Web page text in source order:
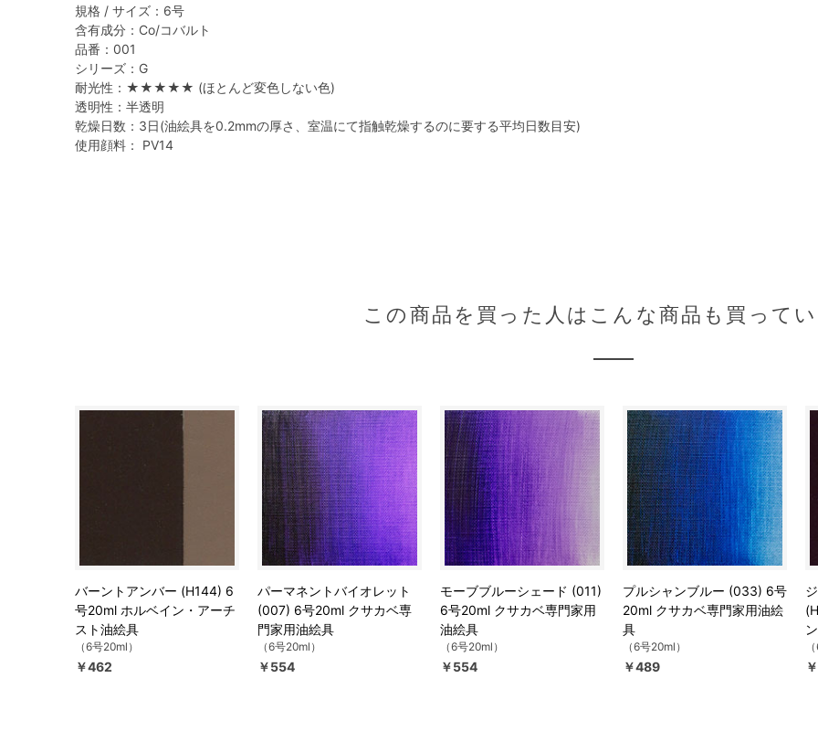
規格 / サイズ：6号
含有成分：Co/コバルト
品番：001
シリーズ：G
耐光性：★★★★★ (ほとんど変色しない色)
透明性：半透明
乾燥日数：3日(油絵具を0.2mmの厚さ、室温にて指触乾燥するのに要する平均日数目安)
使用顔料： PV14
この商品を買った人はこんな商品も買って
バーントアンバー (H144) 6
号20ml ホルベイン・アーチ
スト油絵具
（6号20ml）
￥462
パーマネントバイオレット
(007) 6号20ml クサカベ専
門家用油絵具
（6号20ml）
￥554
モーブブルーシェード (011)
6号20ml クサカベ専門家用
油絵具
（6号20ml）
￥554
プルシャンブルー (033) 6号
20ml クサカベ専門家用油絵
具
（6号20ml）
￥489